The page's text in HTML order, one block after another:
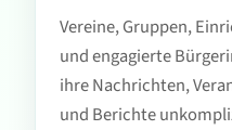
Vereine, Gruppen,
und engagierte
ihre Nachrichten,
und Berichte